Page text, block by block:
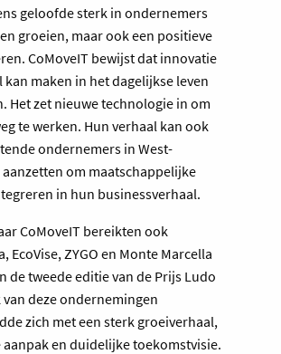
geloofde sterk in ondernemers
groeien, maar ook een positieve
CoMoveIT bewijst dat innovatie
kan maken in het dagelijkse leven
Het zet nieuwe technologie in om
te werken. Hun verhaal kan ook
ondernemers in West-
om maatschappelijke
in hun businessverhaal.
CoMoveIT bereikten ook
EcoVise, ZYGO en Monte Marcella
de tweede editie van de Prijs Ludo
van deze ondernemingen
zich met een sterk groeiverhaal,
aanpak en duidelijke toekomstvisie.